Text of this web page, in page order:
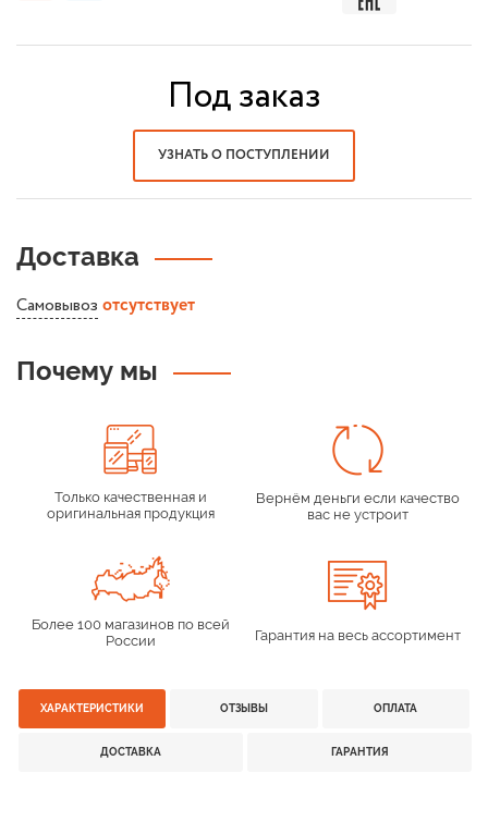
Под заказ
УЗНАТЬ О ПОСТУПЛЕНИИ
Доставка
Самовывоз отсутствует
Почему мы
Только качественная и
оригинальная продукция
Вернём деньги если качество
вас не устроит
Более 100 магазинов по всей
России
Гарантия на весь ассортимент
ХАРАКТЕРИСТИКИ ОТЗЫВЫ ОПЛАТА
ДОСТАВКА ГАРАНТИЯ